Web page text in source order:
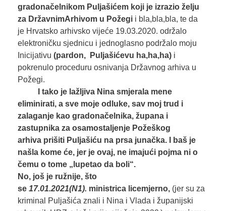
gradonačelnikom Puljašićemkoji je izrazio želju
za DržavnimArhivom u Požegii bla,bla,bla, te da
je Hrvatsko arhivsko vijeće 19.03.2020. održalo
elektroničku sjednicu i jednoglasno podržalo moju
Inicijativu (pardon, Puljašićevu ha,ha,ha)i
pokrenulo proceduru osnivanja Državnog arhiva u
Požegi.
I tako je lažljiva Nina smjerala mene
eliminirati, a sve moje odluke, sav moj trud i
zalaganjekao gradonačelnika, župana i
zastupnika za osamostaljenjePožeškog
arhiva prišiti Puljašiću na prsa junačka.
baš je
našla komeće, jer je ovaj, ne imajući pojmanio
čemu o tome „ lupetao da boli“.
No, još je ružnije, što
se 17.01.2021(N1). ministrica licemjerno, (jer su za
kriminal
Puljašića znali i Nina i Vlada i županijski